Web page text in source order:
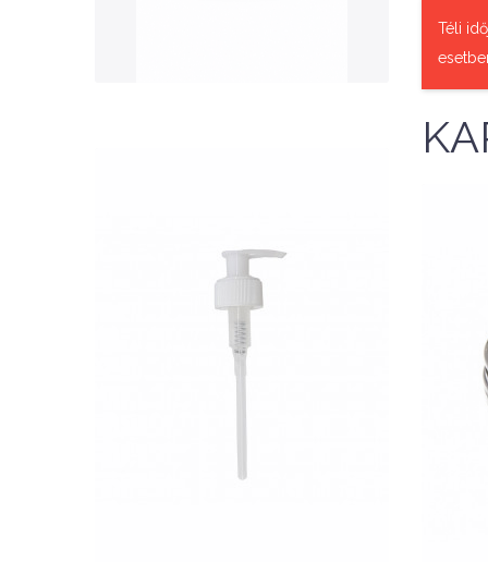
Nettó ár: 327 Ft
AquaLine folyékony táp
Téli